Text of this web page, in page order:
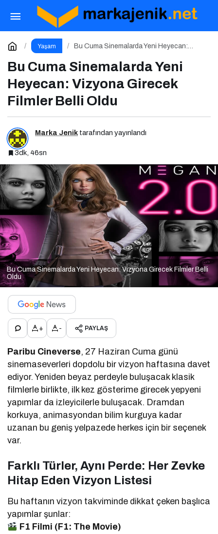
Yaşam
Bu Cuma Sinemalarda Yeni Heyecan:
Bu Cuma Sinemalarda Yeni
Heyecan: Vizyona Girecek
Filmler Belli Oldu
Marka Jenik tarafından yayınlandı
3dk, 46sn
Bu Cuma Sinemalarda Yeni Heyecan: Vizyona Girecek Filmler Belli
Oldu
+ - PAYLAŞ
Paribu Cineverse, 27 Haziran Cuma günü
sinemaseverleri dopdolu bir vizyon haftasına davet
ediyor. Yeniden beyaz perdeyle buluşacak klasik
filmlerle birlikte, ilk kez gösterime girecek yepyeni
yapımlar da izleyicilerle buluşacak. Dramdan
korkuya, animasyondan bilim kurguya kadar
uzanan bu geniş yelpazede herkes için bir seçenek
var.
Farklı Türler, Aynı Perde: Her Zevke
Hitap Eden Vizyon Listesi
Bu haftanın vizyon takviminde dikkat çeken başlıca
yapımlar şunlar:
F1 Filmi (F1: The Movie)
Flormar’dan Yazın Vazgeçilmezleri: To Go
Blush & To Go Bronzer
Yorum Yap